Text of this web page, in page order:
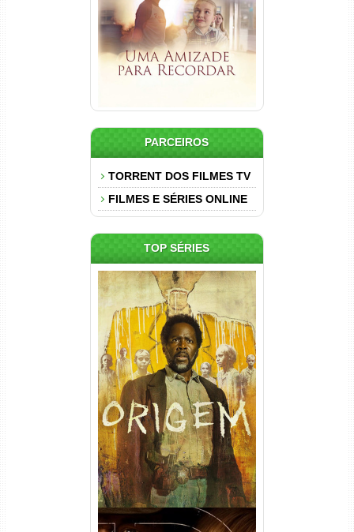
PARCEIROS
TORRENT DOS FILMES TV
FILMES E SÉRIES ONLINE
TOP SÉRIES
Origem 4ª Temporada Torrent
(2026) WEB-DL 1080p/4K
Dual Áudio